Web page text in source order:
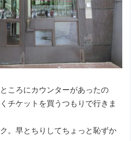
ころにカウンターがあったの
チケットを買うつもりで行きま
。早とちりしてちょっと恥ずか